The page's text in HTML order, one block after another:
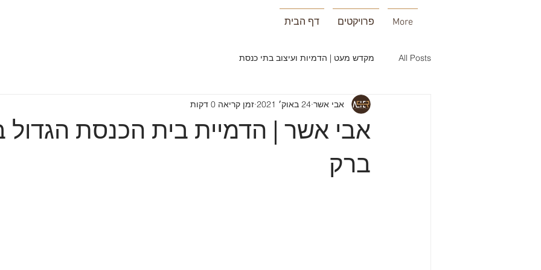
דף הבית פרויקטים More
All Posts מקדש מעט | הדמיות ועיצוב בתי כנסת
אבי אשר | הדמיית בית הכנסת הגדול
ברק
אבי אשר 24 באוק׳ 2021 זמן קריאה 0 דקות